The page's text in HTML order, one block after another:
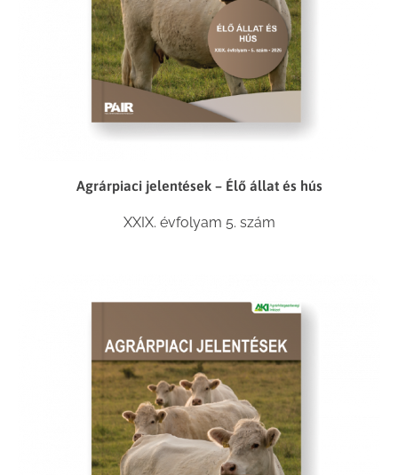
Agrárpiaci jelentések – Élő állat és hús
XXIX. évfolyam 5. szám